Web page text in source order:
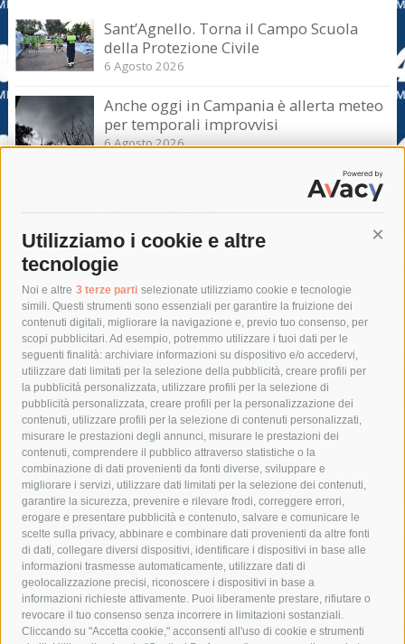
Utilizziamo i cookie e altre
tecnologie
Noi e altre 3 terze parti selezionate utilizziamo cookie e tecnologie
simili. Questi strumenti sono essenziali per garantire la fruizione dei
contenuti digitali, migliorare la navigazione e, previo tuo consenso, per
scopi pubblicitari. Ad esempio, potremmo utilizzare i tuoi dati per le
seguenti finalità: archiviare informazioni su dispositivo e/o accedervi,
utilizzare dati limitati per la selezione della pubblicità, creare profili per
la pubblicità personalizzata, utilizzare profili per la selezione di
pubblicità personalizzata, creare profili per la personalizzazione dei
contenuti, utilizzare profili per la selezione di contenuti personalizzati,
misurare le prestazioni degli annunci, misurare le prestazioni dei
contenuti, comprendere il pubblico attraverso statistiche o la
combinazione di dati provenienti da fonti diverse, sviluppare e
migliorare i servizi, utilizzare dati limitati per la selezione dei contenuti,
garantire la sicurezza, prevenire e rilevare frodi, correggere errori,
erogare e presentare pubblicità e contenuto, salvare e comunicare le
scelte sulla privacy, abbinare e combinare dati provenienti da altre fonti
di dati, collegare diversi dispositivi, identificare i dispositivi in base alle
informazioni trasmesse automaticamente, utilizzare dati di
geolocalizzazione precisi, riconoscere i dispositivi in base a
informazioni richieste attivamente. Puoi liberamente prestare, rifiutare o
revocare il tuo consenso senza incorrere in limitazioni sostanziali.
Cliccando su "Accetta cookie," acconsenti all'uso di cookie e strumenti
Sant’Agnello. Torna il Campo Scuola
della Protezione Civile
6 Agosto 2026
Anche oggi in Campania è allerta meteo
per temporali improvvisi
6 Agosto 2026
Domani e sabato interrotta la linea Eav
Tag
acqua allerta meteo
anas
area marina protetta di punta campanella
arresto
Asl Napoli 3 sud
capitaneria di porto capri
carabinieri
castellammare di stabia
circumvesuviana
comune di sorrento
concerto
contagi
costiera amalfitana
covid-19 eav
elezioni
fondazione sorrento
gori guardia costiera
incidente
lavori
lorenzo balducelli mare
massa lubrense
massimo coppola
Meta napoli
ordinanza
penisola sorrentina
piano di sorrento
polizia municipale
protezione civile
Regione Campania
sant'agnello
sindaco cuomo
sorrento studenti temporali treni